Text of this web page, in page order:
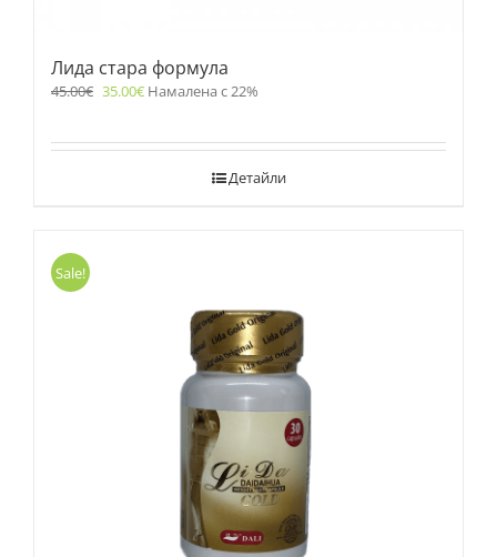
Лида стара формула
45.00€ 35.00€ Намалена с 22%
Детайли
Sale!